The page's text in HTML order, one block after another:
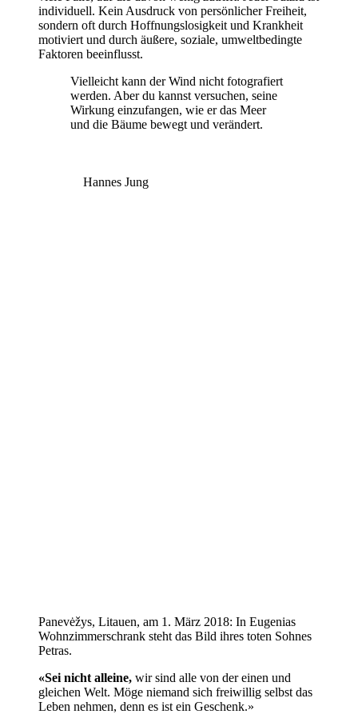
individuell. Kein Ausdruck von persönlicher Freiheit,
sondern oft durch Hoffnungslosigkeit und Krankheit
motiviert und durch äußere, soziale, umweltbedingte
Faktoren beeinflusst.
Vielleicht kann der Wind nicht fotografiert
werden. Aber du kannst versuchen, seine
Wirkung einzufangen, wie er das Meer
und die Bäume bewegt und verändert.
Hannes Jung
Panevėžys, Litauen, am 1. März 2018: In Eugenias
Wohnzimmerschrank steht das Bild ihres toten Sohnes
Petras.
«Sei nicht alleine, wir sind alle von der einen und
gleichen Welt. Möge niemand sich freiwillig selbst das
Leben nehmen, denn es ist ein Geschenk.»